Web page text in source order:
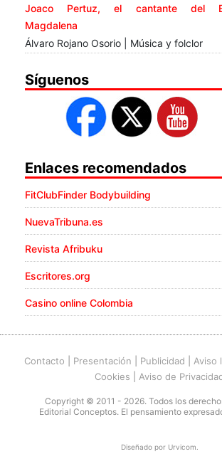
Joaco Pertuz, el cantante del
Magdalena
Álvaro Rojano Osorio | Música y folclor
Síguenos
Enlaces recomendados
FitClubFinder Bodybuilding
NuevaTribuna.es
Revista Afribuku
Escritores.org
Casino online Colombia
Contacto Presentación Publicidad Aviso
Cookies
Aviso de
Copyright © 2011 - 2026. Todos los
Editorial Conceptos. El pensamiento
Diseñado por Urvicom